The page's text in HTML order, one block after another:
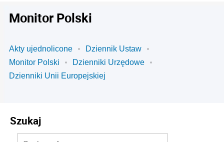
Monitor Polski
Akty ujednolicone
Dziennik Ustaw
Monitor Polski
Dzienniki Urzędowe
Dzienniki Unii Europejskiej
Szukaj